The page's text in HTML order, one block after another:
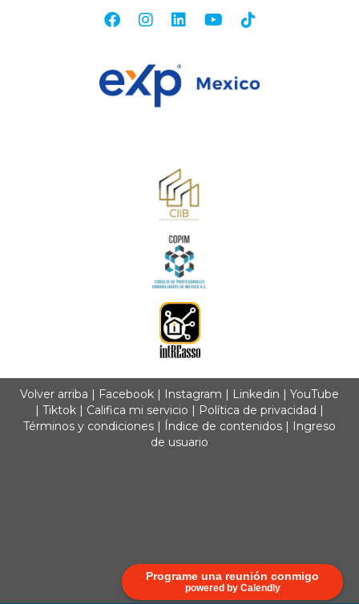
Programe una reunión conmigo
powered by Calendly
Volver arriba | Facebook | Instagram | Linkedin | YouTube
| Tiktok | Califica mi servicio | Política de privacidad |
Términos y condiciones | Índice de contenidos | Ingreso
de usuario